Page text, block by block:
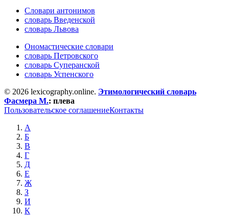
Словари антонимов
словарь Введенской
словарь Львова
Ономастические словари
словарь Петровского
словарь Суперанской
словарь Успенского
© 2026 lexicography.online. Этимологический словарь
Фасмера М.: плева
Пользовательское соглашениеКонтакты
А
Б
В
Г
Д
Е
Ж
З
И
К